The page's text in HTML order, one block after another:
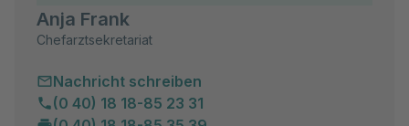
Anja Frank
Chefarztsekretariat
Nachricht schreiben
(0 40) 18 18-85 23 31